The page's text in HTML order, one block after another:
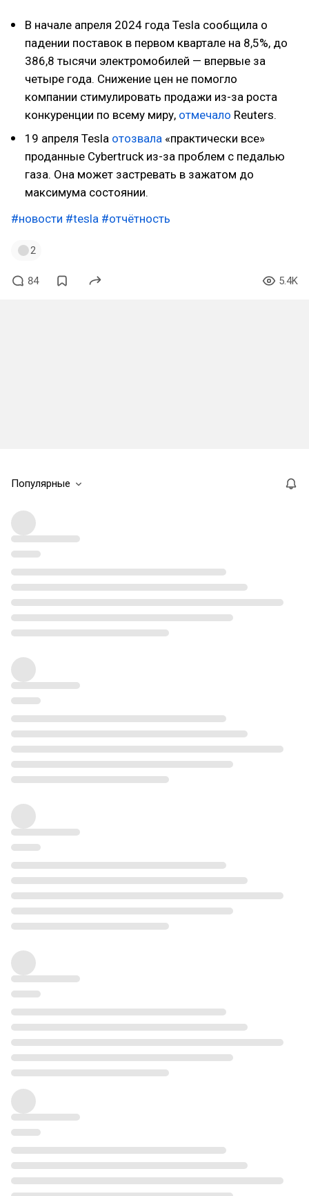
В начале апреля 2024 года Tesla сообщила о
падении поставок в первом квартале на 8,5%, до
386,8 тысячи электромобилей — впервые за
четыре года. Снижение цен не помогло
компании стимулировать продажи из-за роста
конкуренции по всему миру, отмечало Reuters.
19 апреля Tesla отозвала «практически все»
проданные Cybertruck из-за проблем с педалью
газа. Она может застревать в зажатом до
максимума состоянии.
#новости #tesla #отчётность
2
84 5.4K
Популярные